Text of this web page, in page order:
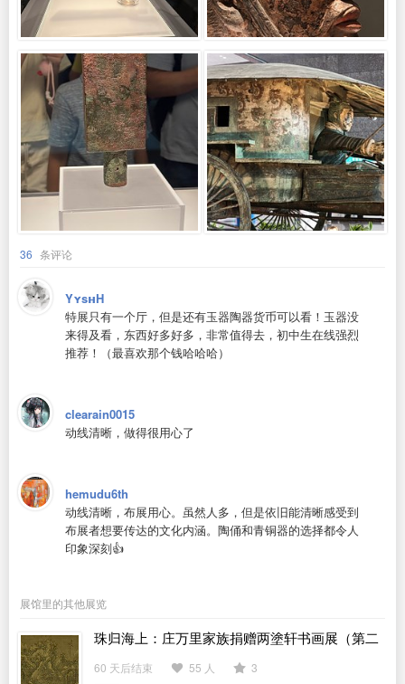
36 条评论
YʏsʜH
特展只有一个厅，但是还有玉器陶器货币可以看！玉器没
来得及看，东西好多好多，非常值得去，初中生在线强烈
推荐！（最喜欢那个钱哈哈哈）
clearain0015
动线清晰，做得很用心了
hemudu6th
动线清晰，布展用心。虽然人多，但是依旧能清晰感受到
布展者想要传达的文化内涵。陶俑和青铜器的选择都令人
印象深刻👍
展馆里的其他展览
珠归海上：庄万里家族捐赠两塗轩书画展（第二
期）
60 天后结束 55 人
3